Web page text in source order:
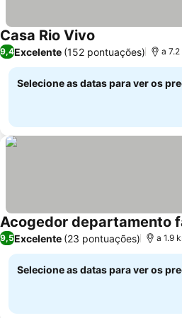
Casa Rio Vivo
9,4Excelente (152 pontuações) a
Selecione as datas para ver os
Acogedor departamento
9,5Excelente (23 pontuações) a 1.9
Selecione as datas para ver os